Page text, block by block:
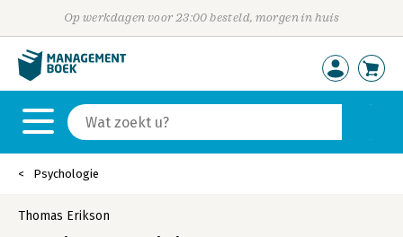
Op werkdagen voor 23:00 besteld, morgen in huis
Psychologie
Thomas Erikson